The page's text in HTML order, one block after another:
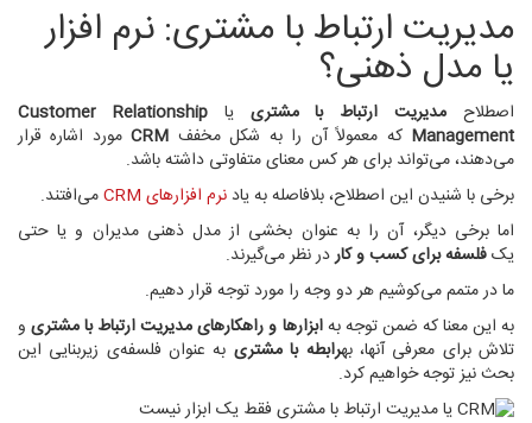
مدیریت ارتباط با مشتری: نرم افزار
یا مدل ذهنی؟
اصطلاح مدیریت ارتباط با مشتری یاCustomer Relationship
Management که معمولاً آن را به شکل مخفف CRMمورد اشاره قرار
می‌دهند، می‌تواند برای هر کس معنای متفاوتی داشته باشد.
برخی با شنیدن این اصطلاح، بلافاصله به یاد نرم افزارهای CRM
می‌افتند.
اما برخی دیگر، آن را به عنوان بخشی از مدل ذهنی مدیران و یا حتی
یکفلسفه برای کسب و کاردر نظر می‌گیرند.
ما در متمم می‌کوشیم هر دو وجه را مورد توجه قرار دهیم.
به این معنا که ضمن توجه بهابزارها و راهکارهای مدیریت ارتباط با مشتریو
تلاش برای معرفی آنها، بهرابطه با مشتری به عنوان فلسفه‌ی زیربنایی این
بحث نیز توجه خواهیم کرد.